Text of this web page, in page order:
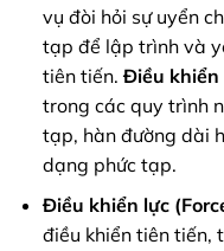
vụ đòi hỏi sự uyển
tạp để lập trình và
tiên tiến.Điều khiển
trong các quy trình
tạp, hàn đường dài
dạng phức tạp.
Điều khiển lực
điều khiển tiên tiến,